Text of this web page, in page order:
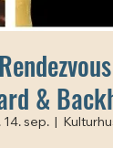
&
14. sep.